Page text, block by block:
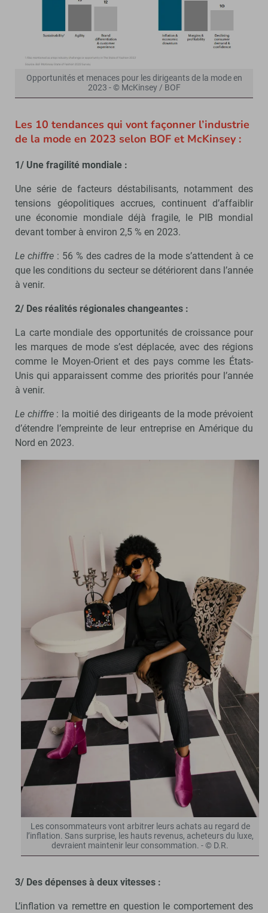
Opportunités et menaces pour les dirigeants de la mode en
2023 - © McKinsey / BOF
Les 10 tendances qui vont façonner l’industrie
de la mode en 2023 selon BOF et McKinsey :
1/ Une fragilité mondiale :
Une série de facteurs déstabilisants, notamment des
tensions géopolitiques accrues, continuent d’affaiblir
une économie mondiale déjà fragile, le PIB mondial
devant tomber à environ 2,5 % en 2023.
Le chiffre: 56 % des cadres de la mode s’attendent à ce
que les conditions du secteur se détériorent dans l’année
à venir.
2/ Des réalités régionales changeantes :
La carte mondiale des opportunités de croissance pour
les marques de mode s’est déplacée, avec des régions
comme le Moyen-Orient et des pays comme les États-
Unis qui apparaissent comme des priorités pour l’année
à venir.
Le chiffre: la moitié des dirigeants de la mode prévoient
d’étendre l’empreinte de leur entreprise en Amérique du
Nord en 2023.
Les consommateurs vont arbitrer leurs achats au regard de
l’inflation. Sans surprise, les hauts revenus, acheteurs du luxe,
devraient maintenir leur consommation. - © D.R.
3/ Des dépenses à deux vitesses :
L’inflation va remettre en question le comportement des